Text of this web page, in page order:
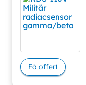
Få offert